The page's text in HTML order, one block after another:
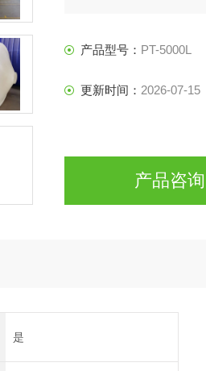
产品型号： PT-5000L
更新时间： 2026-07-15
产品咨询
是